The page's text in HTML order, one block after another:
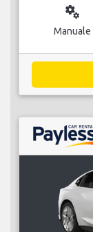
miscellaneous_services
Manuale